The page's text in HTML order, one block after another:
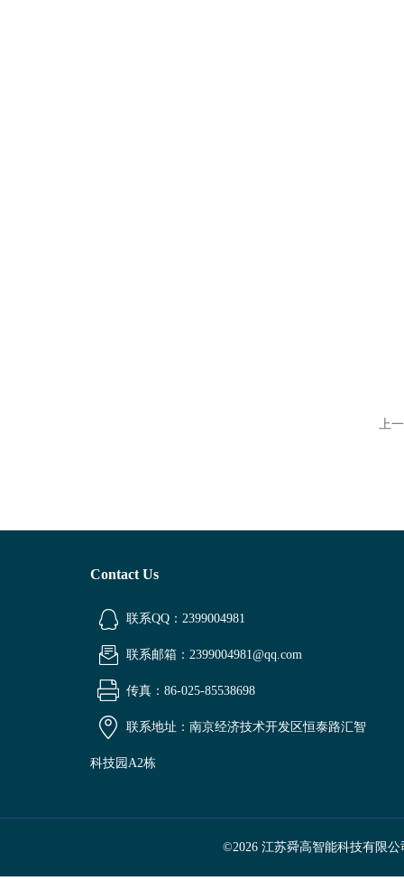
上
Contact Us
联系QQ：2399004981
联系邮箱：2399004981@qq.com
传真：86-025-85538698
联系地址：南京经济技术开发区恒泰路汇智
科技园A2栋
©2026 江苏舜高智能科技有限